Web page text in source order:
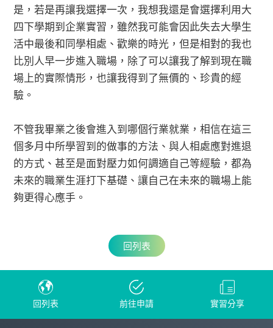
是，若是再讓我選擇一次，我想我還是會選擇利用大
四下學期到企業實習，雖然我可能會因此失去大學生
活中最後和同學相處、歡樂的時光，但是相對的我也
比別人早一步進入職場，除了可以讓我了解到現在職
場上的實際情形，也讓我得到了無價的、珍貴的經
驗。
不管我畢業之後會進入到哪個行業就業，相信在這三
個多月中所學習到的做事的方法、與人相處應對進退
的方式、甚至是面對壓力如何調適自己等經驗，都為
未來的職業生涯打下基礎、讓自己在未來的職場上能
夠更得心應手。
回列表
回列表 前往申請 實習分享